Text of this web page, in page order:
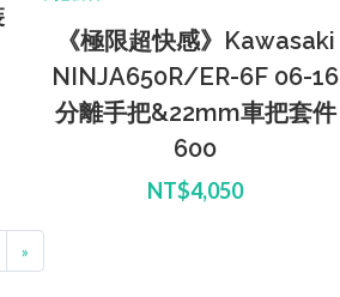
《極限超快感》Kawasaki
NINJA650R/ER-6F 06-16
分離手把&22mm車把套件
600
NT$4,050
»